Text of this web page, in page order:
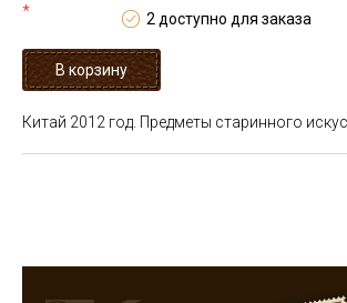
*
2 доступно для заказа
Китай 2012 год. Предметы старинного